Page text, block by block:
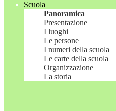
Scuola
Panoramica
Presentazione
I luoghi
Le persone
I numeri della scuola
Le carte della scuola
Organizzazione
La storia